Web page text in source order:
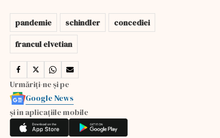
pandemie schindler
concediei
francul elvetian
Urmăriți-ne și pe
Google News
și în aplicațiile mobile